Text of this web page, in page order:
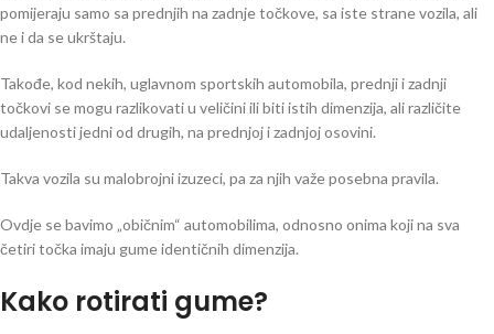
pomijeraju samo sa prednjih na zadnje točkove, sa iste strane vozila, ali
ne i da se ukrštaju.
Takođe, kod nekih, uglavnom sportskih automobila, prednji i zadnji
točkovi se mogu razlikovati u veličini ili biti istih dimenzija, ali različite
udaljenosti jedni od drugih, na prednjoj i zadnjoj osovini.
Takva vozila su malobrojni izuzeci, pa za njih važe posebna pravila.
Ovdje se bavimo „običnim“ automobilima, odnosno onima koji na sva
četiri točka imaju gume identičnih dimenzija.
Kako rotirati gume?